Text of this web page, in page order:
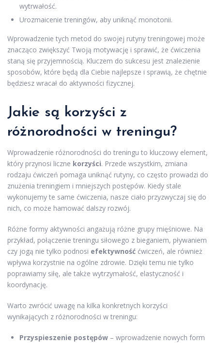
wytrwałość.
Urozmaicenie treningów, aby uniknąć monotonii.
Wprowadzenie tych metod do swojej rutyny treningowej może
znacząco zwiększyć Twoją motywację i sprawić, że ćwiczenia
staną się przyjemnością. Kluczem do sukcesu jest znalezienie
sposobów, które będą dla Ciebie najlepsze i sprawią, że chętnie
będziesz wracał do aktywności fizycznej.
Jakie są korzyści z
różnorodności w treningu?
Wprowadzenie różnorodności do treningu to kluczowy element,
który przynosi liczne korzyści. Przede wszystkim, zmiana
rodzaju ćwiczeń pomaga uniknąć rutyny, co często prowadzi do
znużenia treningiem i mniejszych postępów. Kiedy stale
wykonujemy te same ćwiczenia, nasze ciało przyzwyczaj się do
nich, co może hamować dalszy rozwój.
Różne formy aktywności angażują różne grupy mięśniowe. Na
przykład, połączenie treningu siłowego z bieganiem, pływaniem
czy jogą nie tylko podnosi efektywność ćwiczeń, ale również
wpływa korzystnie na ogólne zdrowie. Dzięki temu nie tylko
poprawiamy siłę, ale także wytrzymałość, elastyczność i
koordynację.
Warto zwrócić uwagę na kilka konkretnych korzyści
wynikających z różnorodności w treningu:
Przyspieszenie postępów – wprowadzenie nowych form